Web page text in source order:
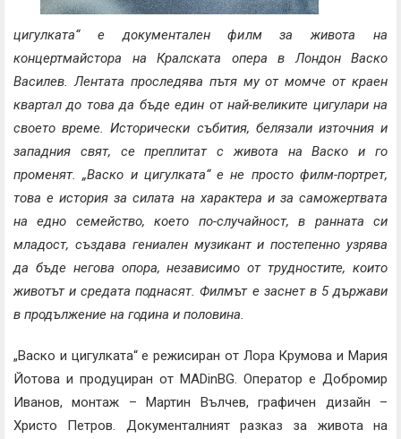
цигулката“ е документален филм за живота на
концертмайстора на Кралската опера в Лондон Васко
Василев. Лентата проследява пътя му от момче от краен
квартал до това да бъде един от най-великите цигулари на
своето време. Исторически събития, белязали източния и
западния свят, се преплитат с живота на Васко и го
променят. „Васко и цигулката“ е не просто филм-портрет,
това е история за силата на характера и за саможертвата
на едно семейство, което по-случайност, в ранната си
младост, създава гениален музикант и постепенно узрява
да бъде негова опора, независимо от трудностите, които
животът и средата поднасят. Филмът е заснет в 5 държави
в продължение на година и половина.
„Васко и цигулката“ е режисиран от Лора Крумова и Мария
Йотова и продуциран от MADinBG. Оператор е Добромир
Иванов, монтаж – Мартин Вълчев, графичен дизайн –
Христо Петров. Документалният разказ за живота на